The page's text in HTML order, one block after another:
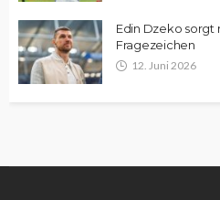
Edin Dzeko sorgt
Fragezeichen
12. Juni 2026